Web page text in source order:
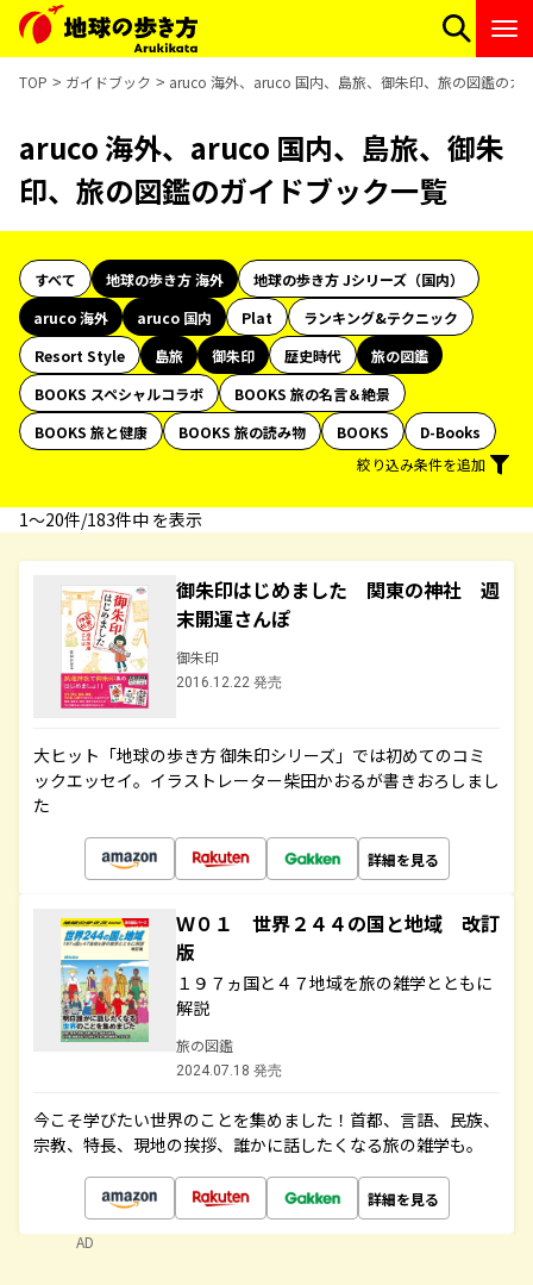
TOP ガイドブック aruco 海外、aruco 国内、島旅、御朱印、旅の図鑑のガ
aruco 海外、aruco 国内、島旅、御朱
印、旅の図鑑のガイドブック一覧
すべて 地球の歩き方 海外
地球の歩き方 Jシリーズ（国内）
aruco 海外
aruco 国内 Plat
ランキング&テクニック
Resort Style
島旅 御朱印 歴史時代
旅の図鑑
BOOKS スペシャルコラボ
BOOKS 旅の名言＆絶景
BOOKS 旅と健康
BOOKS 旅の読み物 BOOKS
D-Books
絞り込み条件を追加
1〜20件/183件中 を表示
御朱印はじめました 関東の神社 週
末開運さんぽ
御朱印
2016.12.22 発売
大ヒット「地球の歩き方 御朱印シリーズ」では初めてのコミ
ックエッセイ。イラストレーター柴田かおるが書きおろしまし
た
詳細を見る
Ｗ０１ 世界２４４の国と地域 改訂
版
１９７ヵ国と４７地域を旅の雑学とともに
解説
旅の図鑑
2024.07.18 発売
今こそ学びたい世界のことを集めました！首都、言語、民族、
宗教、特長、現地の挨拶、誰かに話したくなる旅の雑学も。
詳細を見る
AD